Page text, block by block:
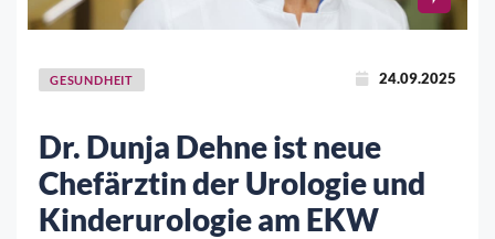
GESUNDHEIT 24.09.2025
Dr. Dunja Dehne ist neue
Chefärztin der Urologie und
Kinderurologie am EKW